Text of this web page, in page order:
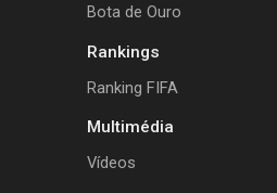
Bota de Ouro
Rankings
Ranking FIFA
Multimédia
Vídeos